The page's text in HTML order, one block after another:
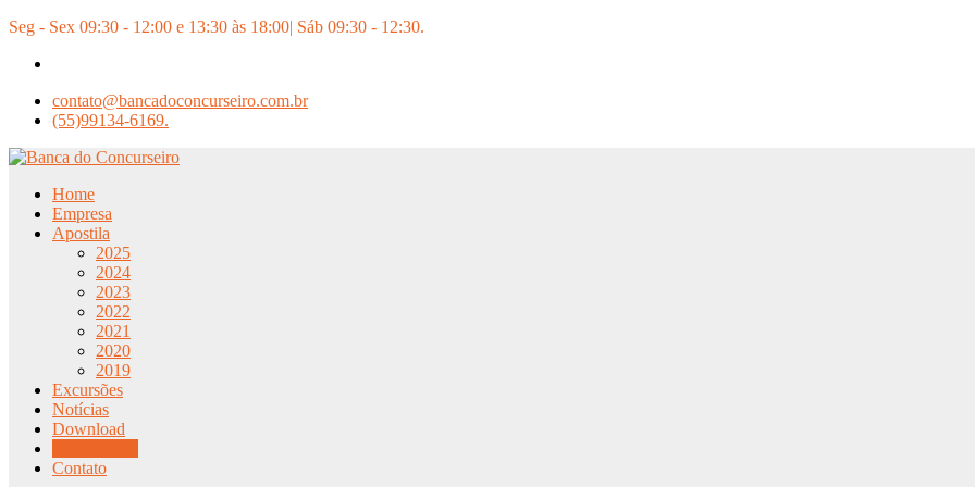
Pular
Seg - Sex 09:30 - 12:00 e 13:30 às 18:00| Sáb 09:30 - 12:30.
contato@bancadoconcurseiro.com.br
(55)99134-6169.
Home
Empresa
Apostila
2025
2024
2023
2022
2021
2020
2019
Excursões
Notícias
Download
Contato